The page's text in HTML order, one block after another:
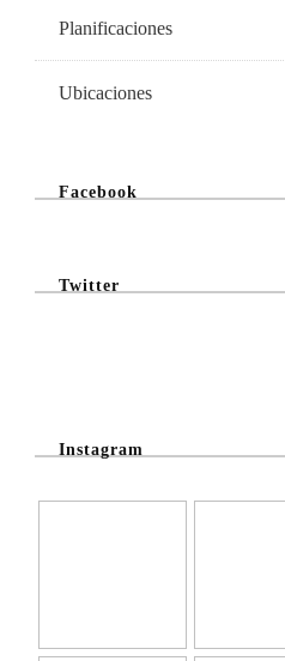
Planificaciones
Ubicaciones
Facebook
Twitter
Instagram